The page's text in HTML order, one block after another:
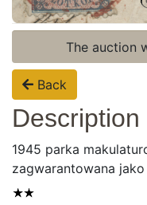
The auction
Back
Description
1945 parka
zagwarantowana